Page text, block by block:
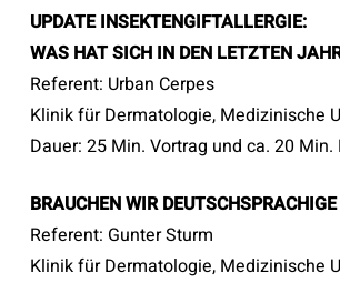
UPDATE INSEKTENGIFTALLERGIE:
WAS HATSICH IN DEN LETZTEN
Referent: Urban Cerpes
Klinik für Dermatologie, Medizinische
Dauer: 25 Min. Vortrag und ca. 20
BRAUCHEN WIR DEUTSCHSPRACHIGE
Referent: Gunter Sturm
Klinik für Dermatologie, Medizinische